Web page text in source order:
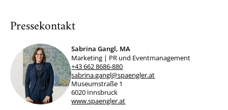
Pressekontakt
Sabrina Gangl, MA
Marketing | PR und Eventmanagement
+43 662 8686-880
sabrina.gangl@spaengler.at
Museumstraße 1
6020 Innsbruck
www.spaengler.at